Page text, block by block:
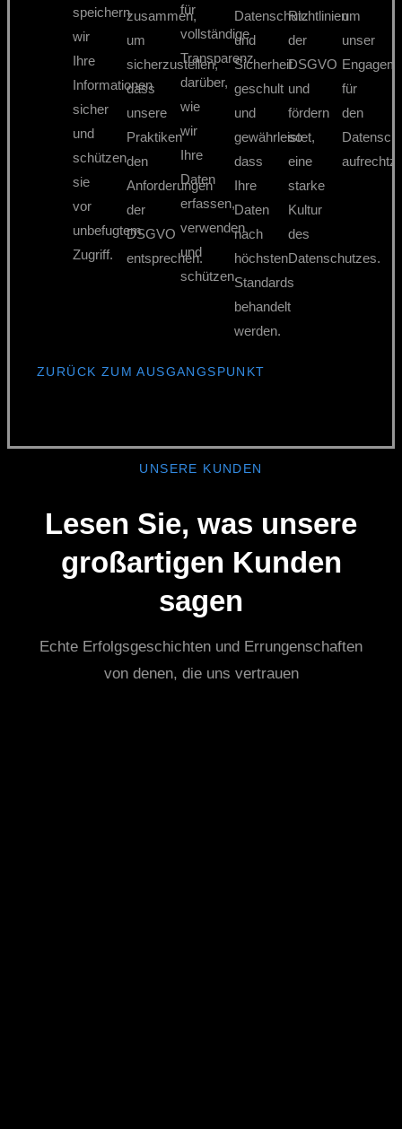
speichern
wir
Ihre
Informationen
sicher
und
schützen
sie
vor
unbefugtem
Zugriff.
zusammen,
um
sicherzustellen,
dass
unsere
Praktiken
den
Anforderungen
der
DSGVO
entsprechen.
für
vollständige
Transparenz
darüber,
wie
wir
Ihre
Daten
erfassen,
verwenden
und
schützen.
Datenschutz
und
Sicherheit
geschult
und
gewährleistet,
dass
Ihre
Daten
nach
höchsten
Standards
behandelt
werden.
Richtlinien
der
DSGVO
und
fördern
so
eine
starke
Kultur
des
Datenschutzes.
um
unser
für
den
ZURÜCK ZUM AUSGANGSPUNKT
UNSERE KUNDEN
Lesen Sie, was unsere
großartigen Kunden
sagen
Echte Erfolgsgeschichten und Errungenschaften
von denen, die uns vertrauen